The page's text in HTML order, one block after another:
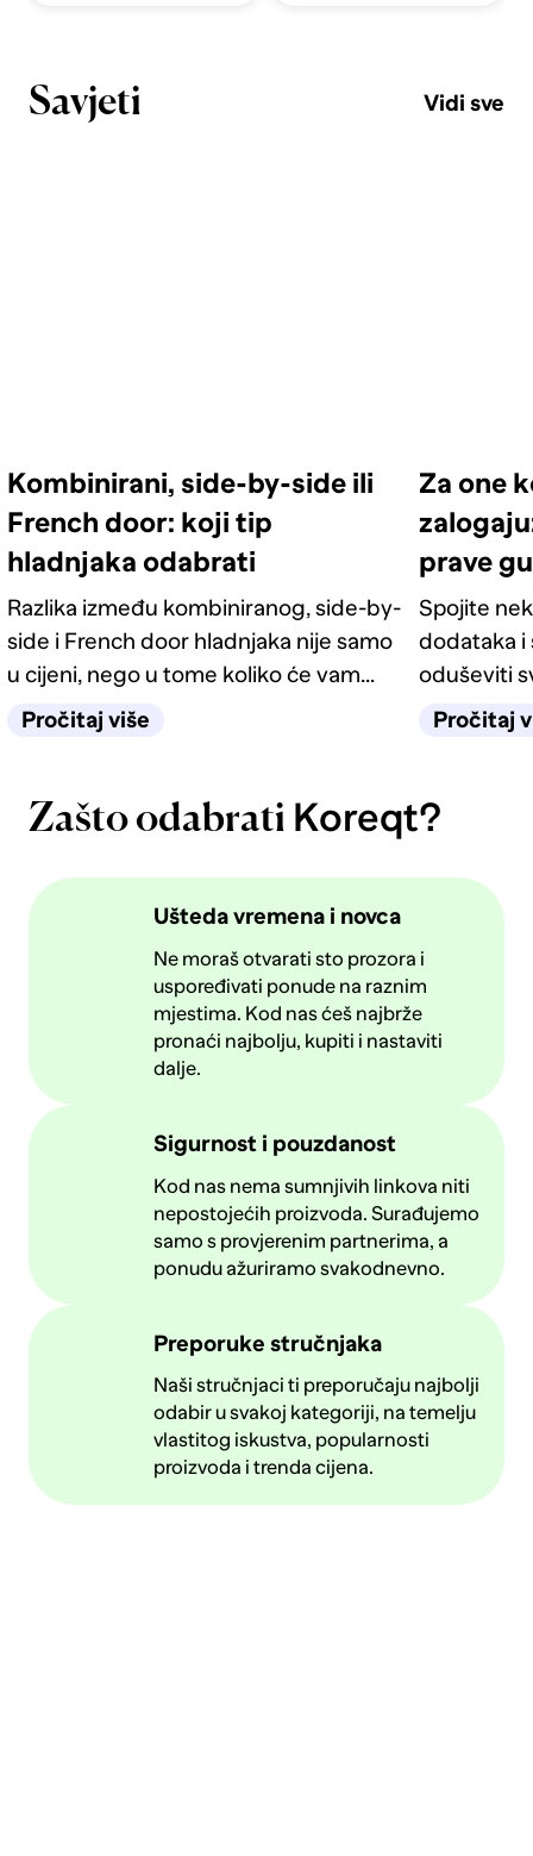
Savjeti Vidi sve
Kombinirani, side-by-side ili
French door: koji tip
hladnjaka odabrati
Razlika između kombiniranog, side-by-
side i French door hladnjaka nije samo
u cijeni, nego u tome koliko će vam
život u kuhinji biti jednostavan
Pročitaj više
Za one
prave
Spojite
dodataka i
oduševiti
četiri
Pročitaj
Zašto odabrati Koreqt?
Ušteda vremena i novca
Ne moraš otvarati sto prozora i
uspoređivati ponude na raznim
mjestima. Kod nas ćeš najbrže
pronaći najbolju, kupiti i nastaviti
dalje.
Sigurnost i pouzdanost
Kod nas nema sumnjivih linkova niti
nepostojećih proizvoda. Surađujemo
samo s provjerenim partnerima, a
ponudu ažuriramo svakodnevno.
Preporuke stručnjaka
Naši stručnjaci ti preporučaju najbolji
odabir u svakoj kategoriji, na temelju
vlastitog iskustva, popularnosti
proizvoda i trenda cijena.